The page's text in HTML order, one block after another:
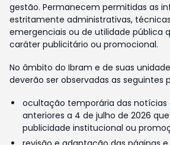
gestão. Permanecem permitidas as
estritamente administrativas,
emergenciais ou de utilidade pública
caráter publicitário ou promocional.
No âmbito do Ibram e de suas
deverão ser observadas as seguintes
ocultação temporária das notícias
anteriores a 4 de julho de 2026
publicidade institucional ou